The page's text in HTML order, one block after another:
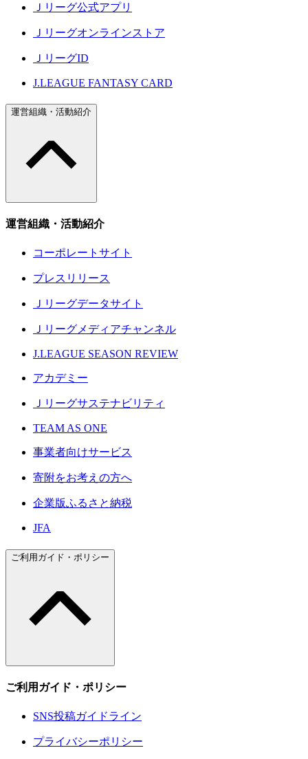
Ｊリーグ公式アプリ
Ｊリーグオンラインストア
ＪリーグID
J.LEAGUE FANTASY CARD
運営組織・活動紹介
運営組織・活動紹介
コーポレートサイト
プレスリリース
Ｊリーグデータサイト
Ｊリーグメディアチャンネル
J.LEAGUE SEASON REVIEW
アカデミー
Ｊリーグサステナビリティ
TEAM AS ONE
事業者向けサービス
寄附をお考えの方へ
企業版ふるさと納税
JFA
ご利用ガイド・ポリシー
ご利用ガイド・ポリシー
SNS投稿ガイドライン
プライバシーポリシー